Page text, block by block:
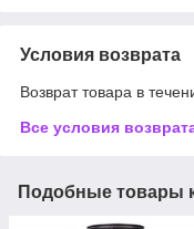
Условия возврата
Возврат товара в
Все условия
Подобные товары